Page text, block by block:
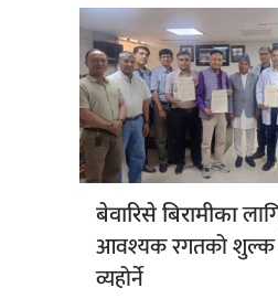
बेवारिसे बिरामीका
आवश्यक रगतको शुल्क
व्यहोर्ने